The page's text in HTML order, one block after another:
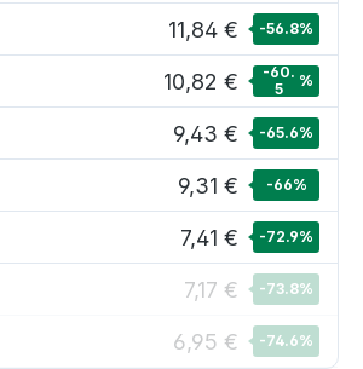
11,84 € -56.8%
10,82 €
-60.
5
%
9,43 € -65.6%
9,31 € -66%
7,41 € -72.9%
7,17 € -73.8%
6,95 € -74.6%